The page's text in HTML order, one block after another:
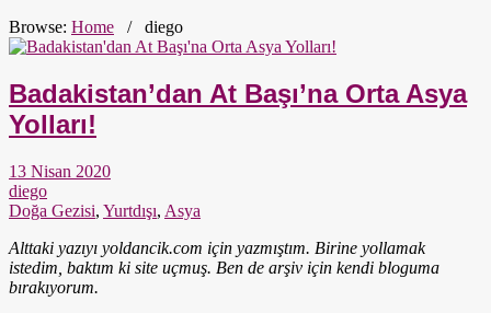
Browse: Home / diego
Badakistan’dan At Başı’na Orta Asya
Yolları!
13 Nisan 2020
diego
Doğa Gezisi, Yurtdışı, Asya
Alttaki yazıyı yoldancik.com için yazmıştım. Birine yollamak
istedim, baktım ki site uçmuş. Ben de arşiv için kendi bloguma
bırakıyorum.